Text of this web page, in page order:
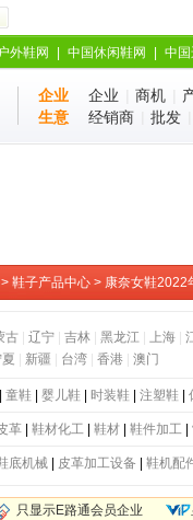
外鞋网 中国休闲鞋网 中
企业
生意
企业 商机
经销商
批发
> 鞋子产品中心 > 康奈女鞋2022
古| 辽宁| 吉林| 黑龙江 上海|
新疆 台湾| 香港| 澳门
童鞋| 婴儿鞋| 时装鞋| 注塑鞋|
革| 鞋材化工| 鞋材| 鞋件加工|
底机械| 皮革加工设备 鞋机配
只显示E路通会员企业